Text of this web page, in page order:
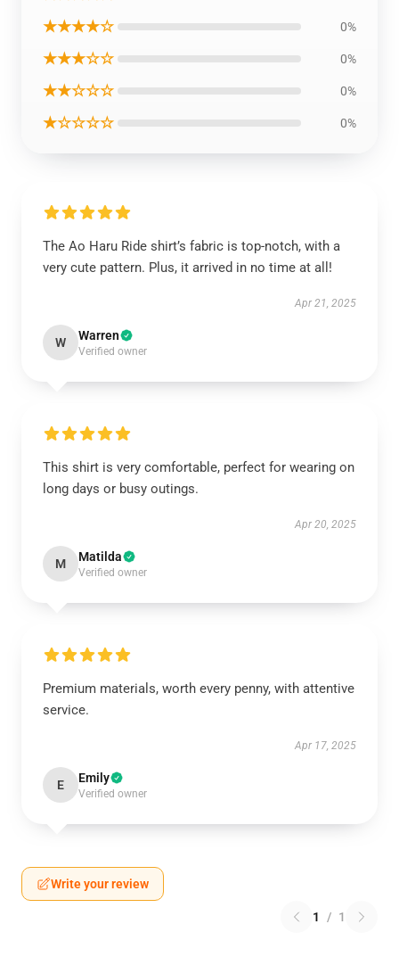
★★★★☆ 0%
★★★☆☆ 0%
★★☆☆☆ 0%
★☆☆☆☆ 0%
The Ao Haru Ride shirt’s fabric is top-notch, with a
very cute pattern. Plus, it arrived in no time at all!
Apr 21, 2025
W Warren
Verified owner
This shirt is very comfortable, perfect for wearing on
long days or busy outings.
Apr 20, 2025
M Matilda
Verified owner
Premium materials, worth every penny, with attentive
service.
Apr 17, 2025
E Emily
Verified owner
Write your review
1 / 1